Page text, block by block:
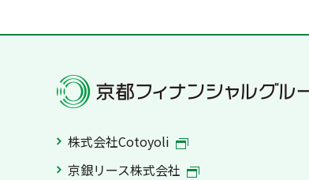
株式会社Cotoyoli
京銀リース株式会社